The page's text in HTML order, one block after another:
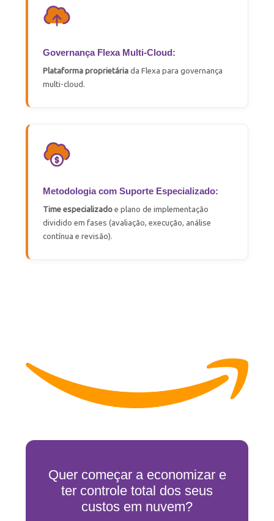
Governança Flexa Multi-Cloud:
Plataforma proprietária da Flexa para governança
multi-cloud .
Metodologia com Suporte Especializado:
Time especializado e plano de implementação
dividido em fases (avaliação, execução, análise
contínua e revisão).
Quer começar a economizar e
ter controle total dos seus
custos em nuvem?